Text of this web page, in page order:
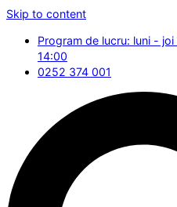
Skip to content
Program de lucru: luni -
14:00
0252 374 001